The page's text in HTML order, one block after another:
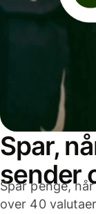
Spar,
sender
Spar penge,
over 40